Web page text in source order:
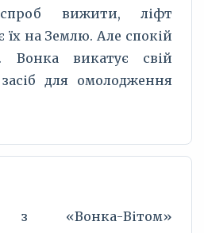
спроб вижити, ліфт
їх на Землю. Але спокій
Вонка викатує свій
для омолодження
з «Вонка-Вітом»